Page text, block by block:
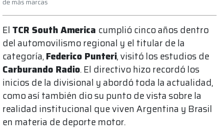
de más marcas
El TCR South America cumplió cinco años dentro
del automovilismo regional y el titular de la
categoría,Federico Punteri, visitó los estudios de
Carburando Radio. El directivo hizo recordó los
inicios de la divisional y abordó toda la actualidad,
como así también dio su punto de vista sobre la
realidad institucional que viven Argentina y Brasil
en materia de deporte motor.